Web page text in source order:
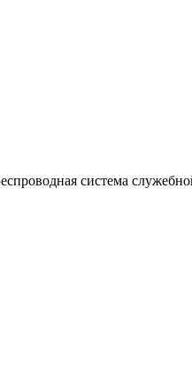
система